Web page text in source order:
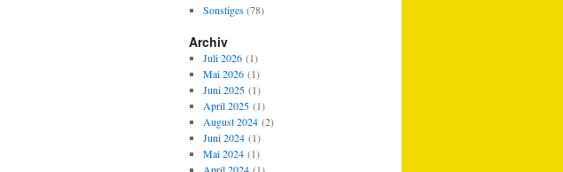
Sonstiges(78)
Archiv
Juli 2026(1)
Mai 2026(1)
Juni 2025(1)
April 2025(1)
August 2024(2)
Juni 2024(1)
Mai 2024(1)